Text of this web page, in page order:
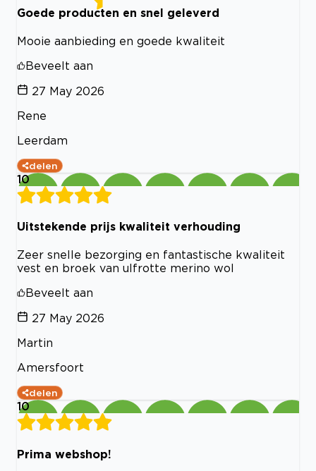
Goede producten en snel geleverd
Mooie aanbieding en goede kwaliteit
Beveelt aan
27 May 2026
Rene
Leerdam
delen
10
Uitstekende prijs kwaliteit verhouding
Zeer snelle bezorging en fantastische kwaliteit
vest en broek van ulfrotte merino wol
Beveelt aan
27 May 2026
Martin
Amersfoort
delen
10
Prima webshop!